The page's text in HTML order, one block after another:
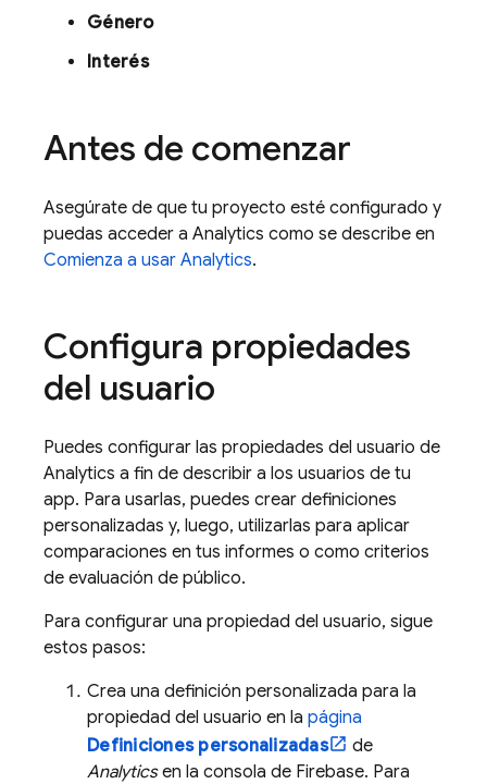
Género
Interés
Antes de comenzar
Asegúrate de que tu proyecto esté configurado y
puedas acceder a Analytics como se describe en
Comienza a usar Analytics.
Configura propiedades
del usuario
Puedes configurar las propiedades del usuario de
Analytics a fin de describir a los usuarios de tu
app. Para usarlas, puedes crear definiciones
personalizadas y, luego, utilizarlas para aplicar
comparaciones en tus informes o como criterios
de evaluación de público.
Para configurar una propiedad del usuario, sigue
estos pasos:
Crea una definición personalizada para la
propiedad del usuario en la página
Definiciones personalizadas
de
Analyticsen la consola de Firebase. Para